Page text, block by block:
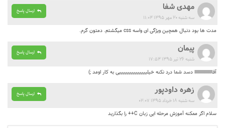
ارسال پاسخ مهدی شفا
سه شنبه ۲۰ مهر ۱۳۹۵ ۱۱:۰۳
مدت ها بود دنبال همچین ویژگی ای واسه css میگشتم. دمتون گرم.
ارسال پاسخ پیمان
شنبه ۲۶ تیر ۱۳۹۵ ۱۷:۵۳
آقاااااااااااااااااا دسد شما درد نکنه خیلییییییییییییییی به کار اومد ;)
ارسال پاسخ زهره داودپور
سه شنبه ۱۸ خرداد ۱۳۹۵ ۰۲:۰۷
سلام اگر ممکنه آموزش مرحله ایی زبان C++ را بگذارید